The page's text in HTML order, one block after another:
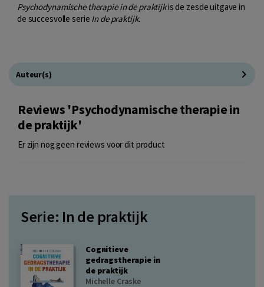
Psychodynamische therapie in de praktijkis de zesde uitgave in
de succesvolle serie In de praktijk.
Auteur(s)
Reviews 'Psychodynamische therapie in
de praktijk'
Er zijn nog geen reviews voor dit product
Serie: In de praktijk
Cognitieve
gedragstherapie in
de praktijk
Michelle Craske